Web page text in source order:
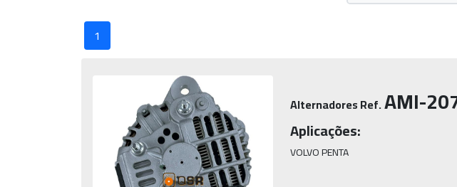
1
Alternadores Ref.AMI-
Aplicações:
VOLVO PENTA